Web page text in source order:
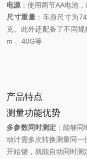
电源 ：使用两节AA电池
尺寸重量 ：车身尺寸为
克。此外还配备了不同
m 、40G等
产品特点
测量功能优势
多参数同时测定 ：能够
动计需多次转换测量同一
开始键，就能自动同时测